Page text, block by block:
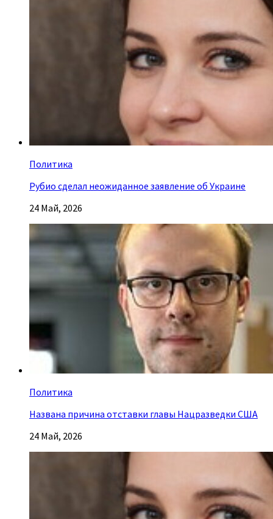
Политика
Рубио сделал неожиданное заявление об Украине
24 Май, 2026
Политика
Названа причина отставки главы Нацразведки США
24 Май, 2026